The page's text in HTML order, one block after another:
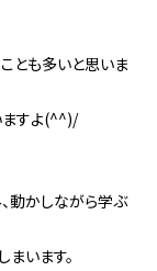
とも多いと思いま
ますよ(^^)/
動かしながら学ぶ
います。